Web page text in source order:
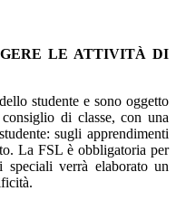
LE ATTIVITÀ DI
studente e sono oggetto
di classe, con una
sugli apprendimenti
La FSL è obbligatoria per
verrà elaborato un